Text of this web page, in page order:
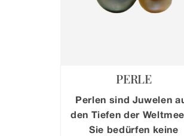
PERLE
Perlen sind Juwelen
den Tiefen der
Sie bedürfen keine